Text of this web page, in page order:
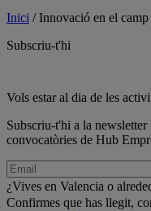
Inici /Innovació en el
Subscriu-t'hi
Vols estar al dia de les
Subscriu-t'hi a la
convocatòries de Hub
¿Vives en Valencia o
Confirmes que has llegit,